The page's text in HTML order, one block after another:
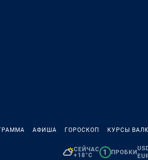
АФИША ГОРОСКОП КУРСЫ
СЕЙЧАС
+18°C
1 ПРОБКИ